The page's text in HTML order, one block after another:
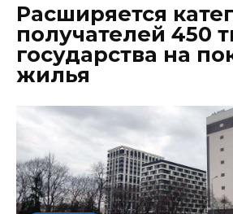
Расширяется
получателей 450
государства на
жилья